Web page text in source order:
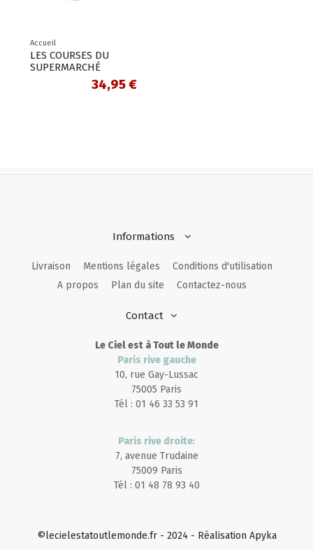
Informations
Livraison Mentions légales
Conditions d'utilisation
A propos
Plan du site Contactez-nous
Contact
Le Ciel est à Tout le Monde
Paris rive gauche
10, rue Gay-Lussac
75005 Paris
Tél : 01 46 33 53 91
Paris rive droite:
7, avenue Trudaine
75009 Paris
Tél : 01 48 78 93 40
©lecielestatoutlemonde.fr - 2024 - Réalisation Apyka